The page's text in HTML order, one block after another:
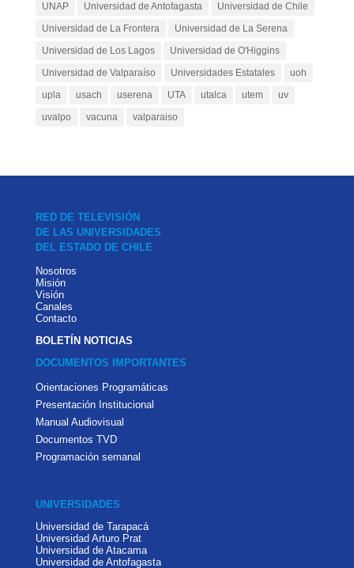
UNAP
Universidad de Antofagasta
Universidad de Chile
Universidad de La Frontera
Universidad de La Serena
Universidad de Los Lagos
Universidad de O'Higgins
Universidad de Valparaíso
Universidades Estatales
uoh
upla
usach userena UTA utalca utem
uv
uvalpo
vacuna valparaiso
RED DE TELEVISIÓN
DE LAS UNIVERSIDADES
DEL ESTADO DE CHILE
Nosotros
Misión
Visión
Canales
Contacto
BOLETÍN NOTICIAS
DOCUMENTOS IMPORTANTES
Orientaciones Programáticas
Presentación Institucional
Manual Audiovisual
Documentos TVD
Programación semanal
UNIVERSIDADES
Universidad de Tarapacá
Universidad Arturo Prat
Universidad de Atacama
Universidad de Antofagasta